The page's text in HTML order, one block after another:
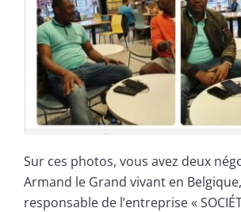
Sur ces photos, vous avez deux
Armand le Grand vivant en
responsable de l’entreprise «